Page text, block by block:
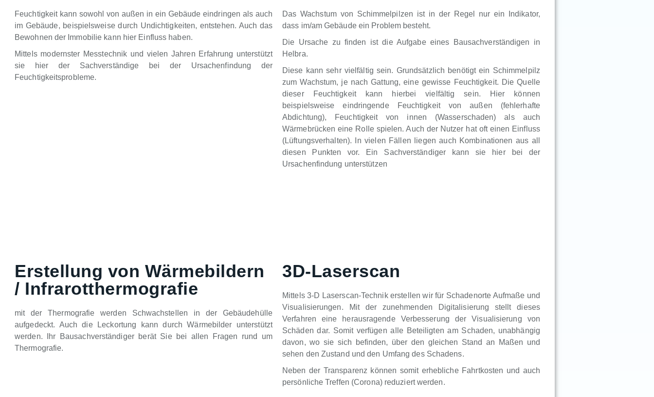
Feuchtigkeit kann sowohl von außen in ein Gebäude eindringen als auch
im Gebäude, beispielsweise durch Undichtigkeiten, entstehen. Auch das
Bewohnen der Immobilie kann hier Einfluss haben.
Mittels modernster Messtechnik und vielen Jahren Erfahrung unterstützt
sie hier der Sachverständige bei der Ursachenfindung der
Feuchtigkeitsprobleme.
Das Wachstum von Schimmelpilzen ist in der Regel nur ein Indikator,
dass im/am Gebäude ein Problem besteht.
Die Ursache zu finden ist die Aufgabe eines Bausachverständigen in
Helbra.
Diese kann sehr vielfältig sein. Grundsätzlich benötigt ein Schimmelpilz
zum Wachstum, je nach Gattung, eine gewisse Feuchtigkeit. Die Quelle
dieser Feuchtigkeit kann hierbei vielfältig sein. Hier können
beispielsweise eindringende Feuchtigkeit von außen (fehlerhafte
Abdichtung), Feuchtigkeit von innen (Wasserschaden) als auch
Wärmebrücken eine Rolle spielen. Auch der Nutzer hat oft einen Einfluss
(Lüftungsverhalten). In vielen Fällen liegen auch Kombinationen aus all
diesen Punkten vor. Ein Sachverständiger kann sie hier bei der
Ursachenfindung unterstützen
Erstellung von Wärmebildern
/ Infrarotthermografie
mit der Thermografie werden Schwachstellen in der Gebäudehülle
aufgedeckt. Auch die Leckortung kann durch Wärmebilder unterstützt
werden. Ihr Bausachverständiger berät Sie bei allen Fragen rund um
Thermografie.
3D-Laserscan
Mittels 3-D Laserscan-Technik erstellen wir für Schadenorte Aufmaße und
Visualisierungen. Mit der zunehmenden Digitalisierung stellt dieses
Verfahren eine herausragende Verbesserung der Visualisierung von
Schäden dar. Somit verfügen alle Beteiligten am Schaden, unabhängig
davon, wo sie sich befinden, über den gleichen Stand an Maßen und
sehen den Zustand und den Umfang des Schadens.
Neben der Transparenz können somit erhebliche Fahrtkosten und auch
persönliche Treffen (Corona) reduziert werden.